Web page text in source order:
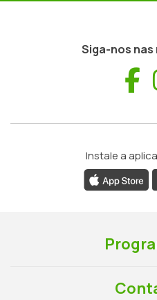
Siga-nos
Instale a